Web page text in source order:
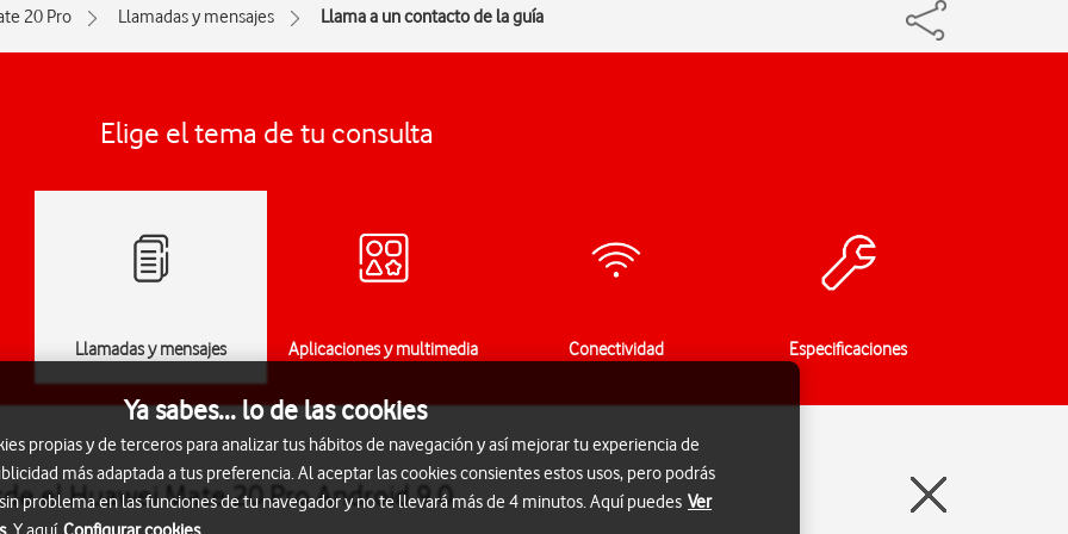
20 Pro Llamadas y mensajes Llama a un contacto de la guía
Elige el tema de tu consulta
Llamadas y mensajes Aplicaciones y multimedia Conectividad Especificaciones
el Huawei Mate 20 Pro Android 9.0
Ya sabes... lo de las cookies
propias y de terceros para analizar tus hábitos de navegación y así mejorar tu experiencia de
más adaptada a tus preferencia. Al aceptar las cookies consientes estos usos, pero podrás
problema en las funciones de tu navegador y no te llevará más de 4 minutos. Aquí puedes Ver